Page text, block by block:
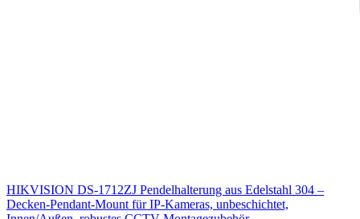
HIKVISION DS-1712ZJ Pendelhalterung aus Edelstahl 304 –
Decken-Pendant-Mount für IP-Kameras, unbeschichtet,